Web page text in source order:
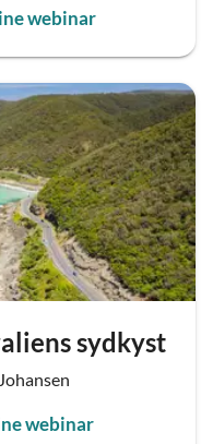
webinar
sydkyst
webinar